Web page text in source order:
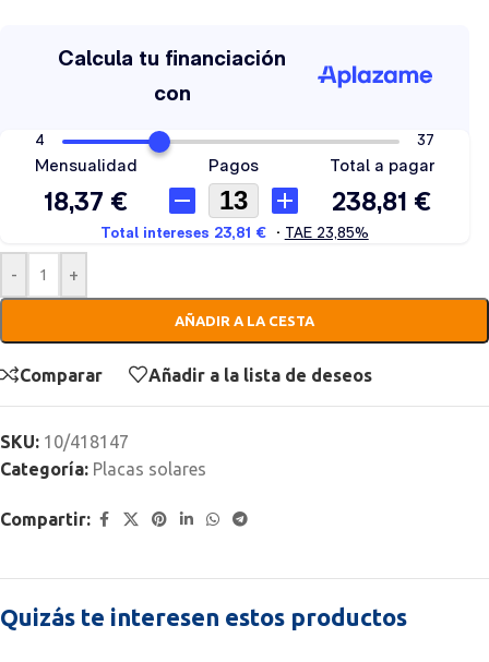
- +
AÑADIR A LA CESTA
Comparar Añadir a la lista de deseos
SKU: 10/418147
Categoría: Placas solares
Compartir:
Quizás te interesen estos productos